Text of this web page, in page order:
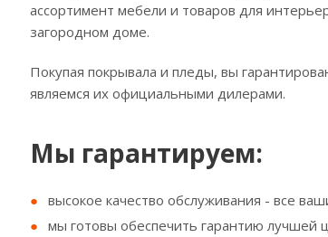
ассортимент мебели и товаров для
загородном доме.
Покупая покрывала и пледы, вы
являемся их официальными дилерами.
Мы гарантируем:
высокое качество обслуживания - все
мы готовы обеспечить гарантию лучшей